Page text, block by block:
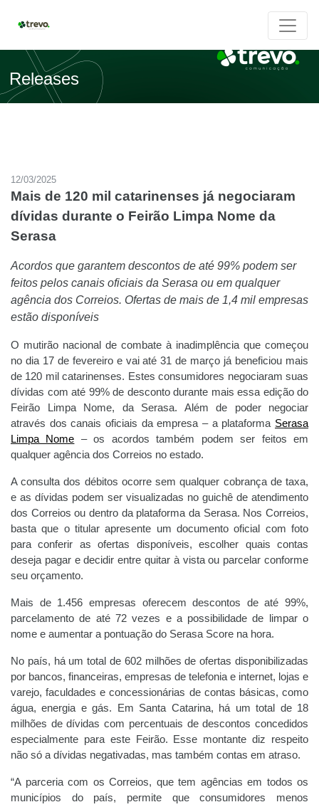
Releases
12/03/2025
Mais de 120 mil catarinenses já negociaram
dívidas durante o Feirão Limpa Nome da
Serasa
Acordos que garantem descontos de até 99% podem ser
feitos pelos canais oficiais da Serasa ou em qualquer
agência dos Correios. Ofertas de mais de 1,4 mil empresas
estão disponíveis
O mutirão nacional de combate à inadimplência que começou
no dia 17 de fevereiro e vai até 31 de março já beneficiou mais
de 120 mil catarinenses. Estes consumidores negociaram suas
dívidas com até 99% de desconto durante mais essa edição do
Feirão Limpa Nome, da Serasa. Além de poder negociar
através dos canais oficiais da empresa – a plataforma Serasa
Limpa Nome – os acordos também podem ser feitos em
qualquer agência dos Correios no estado.
A consulta dos débitos ocorre sem qualquer cobrança de taxa,
e as dívidas podem ser visualizadas no guichê de atendimento
dos Correios ou dentro da plataforma da Serasa. Nos Correios,
basta que o titular apresente um documento oficial com foto
para conferir as ofertas disponíveis, escolher quais contas
deseja pagar e decidir entre quitar à vista ou parcelar conforme
seu orçamento.
Mais de 1.456 empresas oferecem descontos de até 99%,
parcelamento de até 72 vezes e a possibilidade de limpar o
nome e aumentar a pontuação do Serasa Score na hora.
No país, há um total de 602 milhões de ofertas disponibilizadas
por bancos, financeiras, empresas de telefonia e internet, lojas e
varejo, faculdades e concessionárias de contas básicas, como
água, energia e gás. Em Santa Catarina, há um total de 18
milhões de dívidas com percentuais de descontos concedidos
especialmente para este Feirão. Esse montante diz respeito
não só a dívidas negativadas, mas também contas em atraso.
“A parceria com os Correios, que tem agências em todos os
municípios do país, permite que consumidores menos